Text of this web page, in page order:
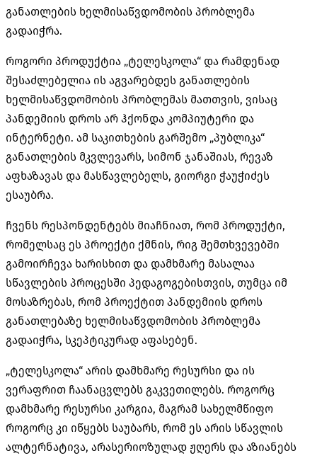
განათლების ხელმისაწვდომობის პრობლემა
გადაიჭრა.
როგორი პროდუქტია „ტელესკოლა“ და რამდენად
შესაძლებელია ის აგვარებდეს განათლების
ხელმისაწვდომობის პრობლემას მათთვის, ვისაც
პანდემიის დროს არ ჰქონდა კომპიუტერი და
ინტერნეტი. ამ საკითხების გარშემო „პუბლიკა“
განათლების მკვლევარს, სიმონ ჯანაშიას, რევაზ
აფხაზავას და მასწავლებელს, გიორგი ჭაუჭიძეს
ესაუბრა.
ჩვენს რესპონდენტებს მიაჩნიათ, რომ პროდუქტი,
რომელსაც ეს პროექტი ქმნის, რიგ შემთხვევებში
გამოირჩევა ხარისხით და დამხმარე მასალაა
სწავლების პროცესში პედაგოგებისთვის, თუმცა იმ
მოსაზრებას, რომ პროექტით პანდემიის დროს
განათლებაზე ხელმისაწვდომობის პრობლემა
გადაიჭრა, სკეპტიკურად აფასებენ.
„ტელესკოლა“ არის დამხმარე რესურსი და ის
ვერაფრით ჩაანაცვლებს გაკვეთილებს. როგორც
დამხმარე რესურსი კარგია, მაგრამ სახელმწიფო
როგორც კი იწყებს საუბარს, რომ ეს არის სწავლის
ალტერნატივა, არასერიოზულად ჟღერს და აზიანებს